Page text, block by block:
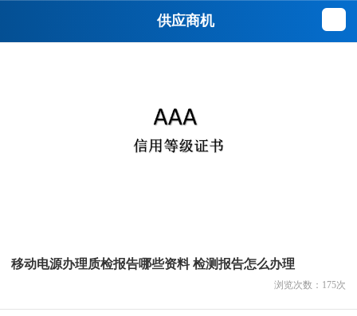
供应商机
移动电源办理质检报告哪些资料 检测报告怎么办理
浏览次数： 175次